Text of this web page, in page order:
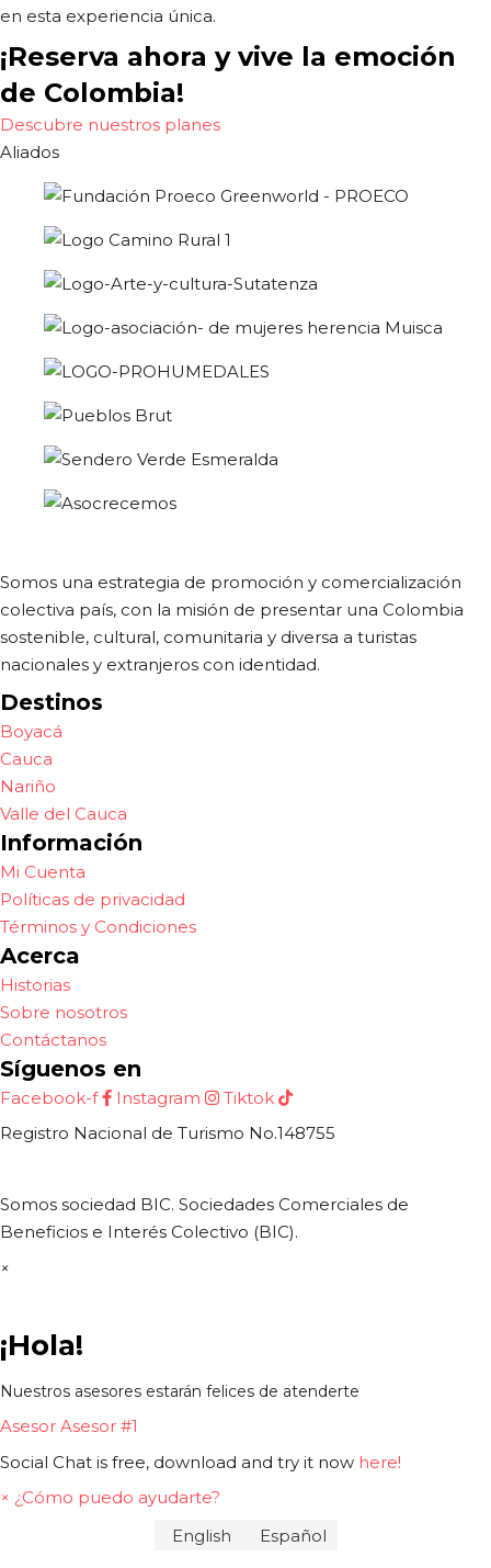
en esta experiencia única.
¡Reserva ahora y vive la emoción
de Colombia!
Descubre nuestros planes
Aliados
Somos una estrategia de promoción y comercialización
colectiva país, con la misión de presentar una Colombia
sostenible, cultural, comunitaria y diversa a turistas
nacionales y extranjeros con identidad.
Destinos
Boyacá
Cauca
Nariño
Valle del Cauca
Información
Mi Cuenta
Políticas de privacidad
Términos y Condiciones
Acerca
Historias
Sobre nosotros
Contáctanos
Síguenos en
Facebook-f Instagram
Tiktok
Registro Nacional de Turismo No.148755
Somos sociedad BIC. Sociedades Comerciales de
Beneficios e Interés Colectivo (BIC).
×
¡Hola!
Nuestros asesores estarán felices de atenderte
Asesor Asesor #1
Social Chat is free, download and try it now here!
× ¿Cómo puedo ayudarte?
English
Español